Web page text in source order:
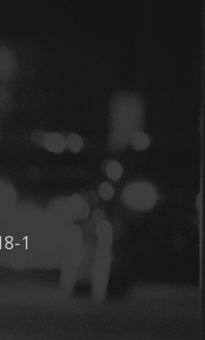
1